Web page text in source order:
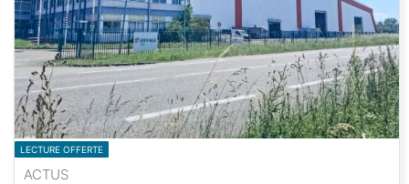
LECTURE OFFERTE
ACTUS